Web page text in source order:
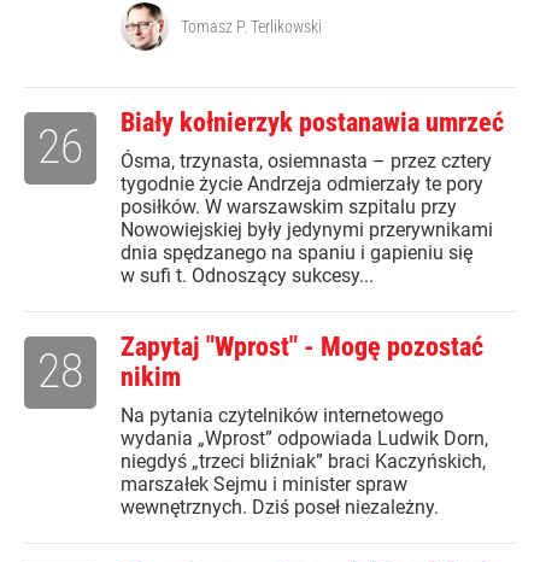
Tomasz P. Terlikowski
Biały kołnierzyk postanawia umrzeć
Ósma, trzynasta, osiemnasta – przez cztery
tygodnie życie Andrzeja odmierzały te pory
posiłków. W warszawskim szpitalu przy
Nowowiejskiej były jedynymi przerywnikami
dnia spędzanego na spaniu i gapieniu się
w sufi t. Odnoszący sukcesy...
26
Zapytaj "Wprost" - Mogę pozostać
nikim
Na pytania czytelników internetowego
wydania „Wprost” odpowiada Ludwik Dorn,
niegdyś „trzeci bliźniak” braci Kaczyńskich,
marszałek Sejmu i minister spraw
wewnętrznych. Dziś poseł niezależny.
28